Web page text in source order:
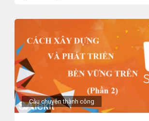
Câu chuyện thành công